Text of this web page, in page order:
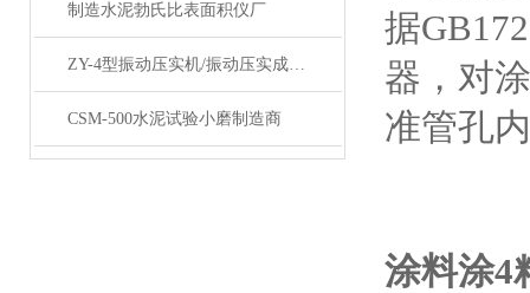
制造水泥勃氏比表面积仪厂
ZY-4型振动压实机/振动压实成型机
CSM-500水泥试验小磨制造商
据
器，对
准管孔
涂料涂4